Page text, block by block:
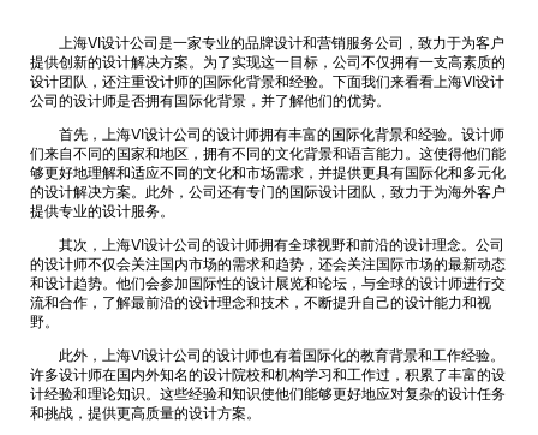
上海VI设计公司是一家专业的品牌设计和营销服务公司，致力于为客户
提供创新的设计解决方案。为了实现这一目标，公司不仅拥有一支高素质的
设计团队，还注重设计师的国际化背景和经验。下面我们来看看上海VI设计
公司 的设计师是否拥有国际化背景，并了解他们的优势。
首先，上海VI设计公司的设计师拥有丰富的国际化背景和经验。设计师
们来自不同的国家和地区，拥有不同的文化背景和语言能力。这使得他们能
够更好地理解和适应不同的文化和市场需求，并提供更具有国际化和多元化
的设计解决方案。此外，公司还有专门的国际设计团队，致力于为海外客户
提供专业的设计服务。
其次，上海VI设计公司的设计师拥有全球视野和前沿的设计理念。公司
的设计师不仅会关注国内市场的需求和趋势，还会关注国际市场的最新动态
和设计趋势。他们会参加国际性的设计展览和论坛，与全球的设计师进行交
流和合作，了解最前沿的设计理念和技术，不断提升自己的设计能力和视
野。
此外，上海VI设计公司的设计师也有着国际化的教育背景和工作经验。
许多设计师在国内外知名的设计院校和机构学习和工作过，积累了丰富的设
计经验和理论知识。这些经验和知识使他们能够更好地应对复杂的设计任务
和挑战，提供更高质量的设计方案。